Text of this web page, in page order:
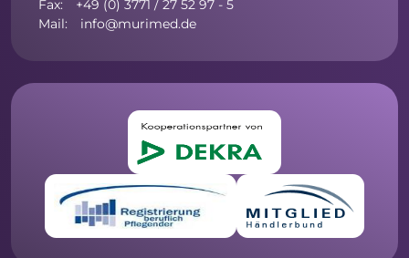
Fax: +49 (0) 3771 / 27 52 97 - 5
Mail: info@murimed.de